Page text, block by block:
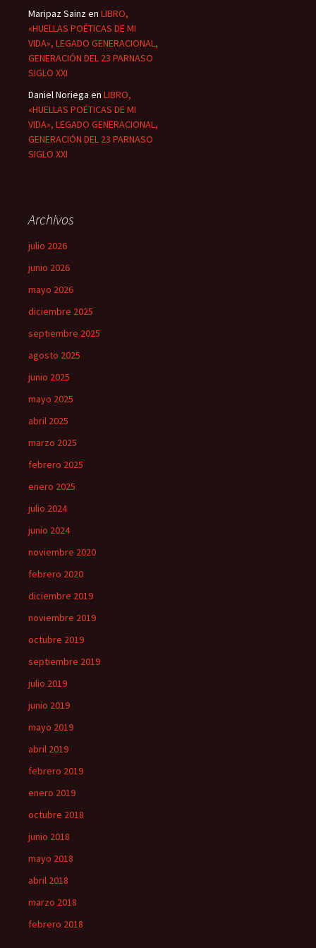
Maripaz Sainz en LIBRO,
«HUELLAS POÉTICAS DE MI
VIDA», LEGADO GENERACIONAL,
GENERACIÓN DEL 23 PARNASO
SIGLO XXI
Daniel Noriega en LIBRO,
«HUELLAS POÉTICAS DE MI
VIDA», LEGADO GENERACIONAL,
GENERACIÓN DEL 23 PARNASO
SIGLO XXI
Archivos
julio 2026
junio 2026
mayo 2026
diciembre 2025
septiembre 2025
agosto 2025
junio 2025
mayo 2025
abril 2025
marzo 2025
febrero 2025
enero 2025
julio 2024
junio 2024
noviembre 2020
febrero 2020
diciembre 2019
noviembre 2019
octubre 2019
septiembre 2019
julio 2019
junio 2019
mayo 2019
abril 2019
febrero 2019
enero 2019
octubre 2018
junio 2018
mayo 2018
abril 2018
marzo 2018
febrero 2018